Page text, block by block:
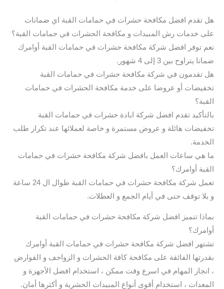
هل تقدم افضل مكافحة حشرات في حمامات القبة اي ضمانات
على خدمات رش المبيدات و مكافحة الحشرات في حمامات القبة؟
نعم توفر افضل شركة مكافحة حشرات في حمامات القبة أوامرك
ضمانا يتراوح بين 3 إلى 4 شهور.
هل تقدمون في شركة مكافحة حشرات في حمامات القبة
تخفيضات أو عروضا على خدمة مكافحة الحشرات في حمامات
القبة؟
بالتأكيد تقدم افضل شركة ابادة حشرات في حمامات القبة
تخفيضات هائلة و عروض مستمرة و خاصة لعملائها عند تكرار طلب
الخدمة.
ما هي ساعات العمل بافضل شركة مكافحة حشرات في حمامات
القبة أوامرك؟
تعمل شركة مكافحة حشرات في حمامات القبة طوال ال 24 ساعة
و بلا توقف حتى في أيام الجمع و العطلات.
بماذا تتميز افضل شركة مكافحة حشرات في حمامات القبة
أوامرك؟
تشتهر افضل شركة مكافحة حشرات في حمامات القبة أوامرك
بقدرتها الفائقة على مكافحة كافة الحشرات و الزواحف و القوارض
، انجاز المهام في اسرع وقت ممكن ، استخدام افضل الأجهزة و
المعدات ، استخدام أقوى أنواع المبيدات الحشرية و أكثرها أمان.